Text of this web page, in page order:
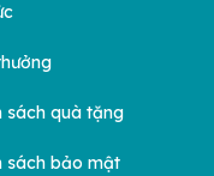
sách quà tặng
sách bảo mật